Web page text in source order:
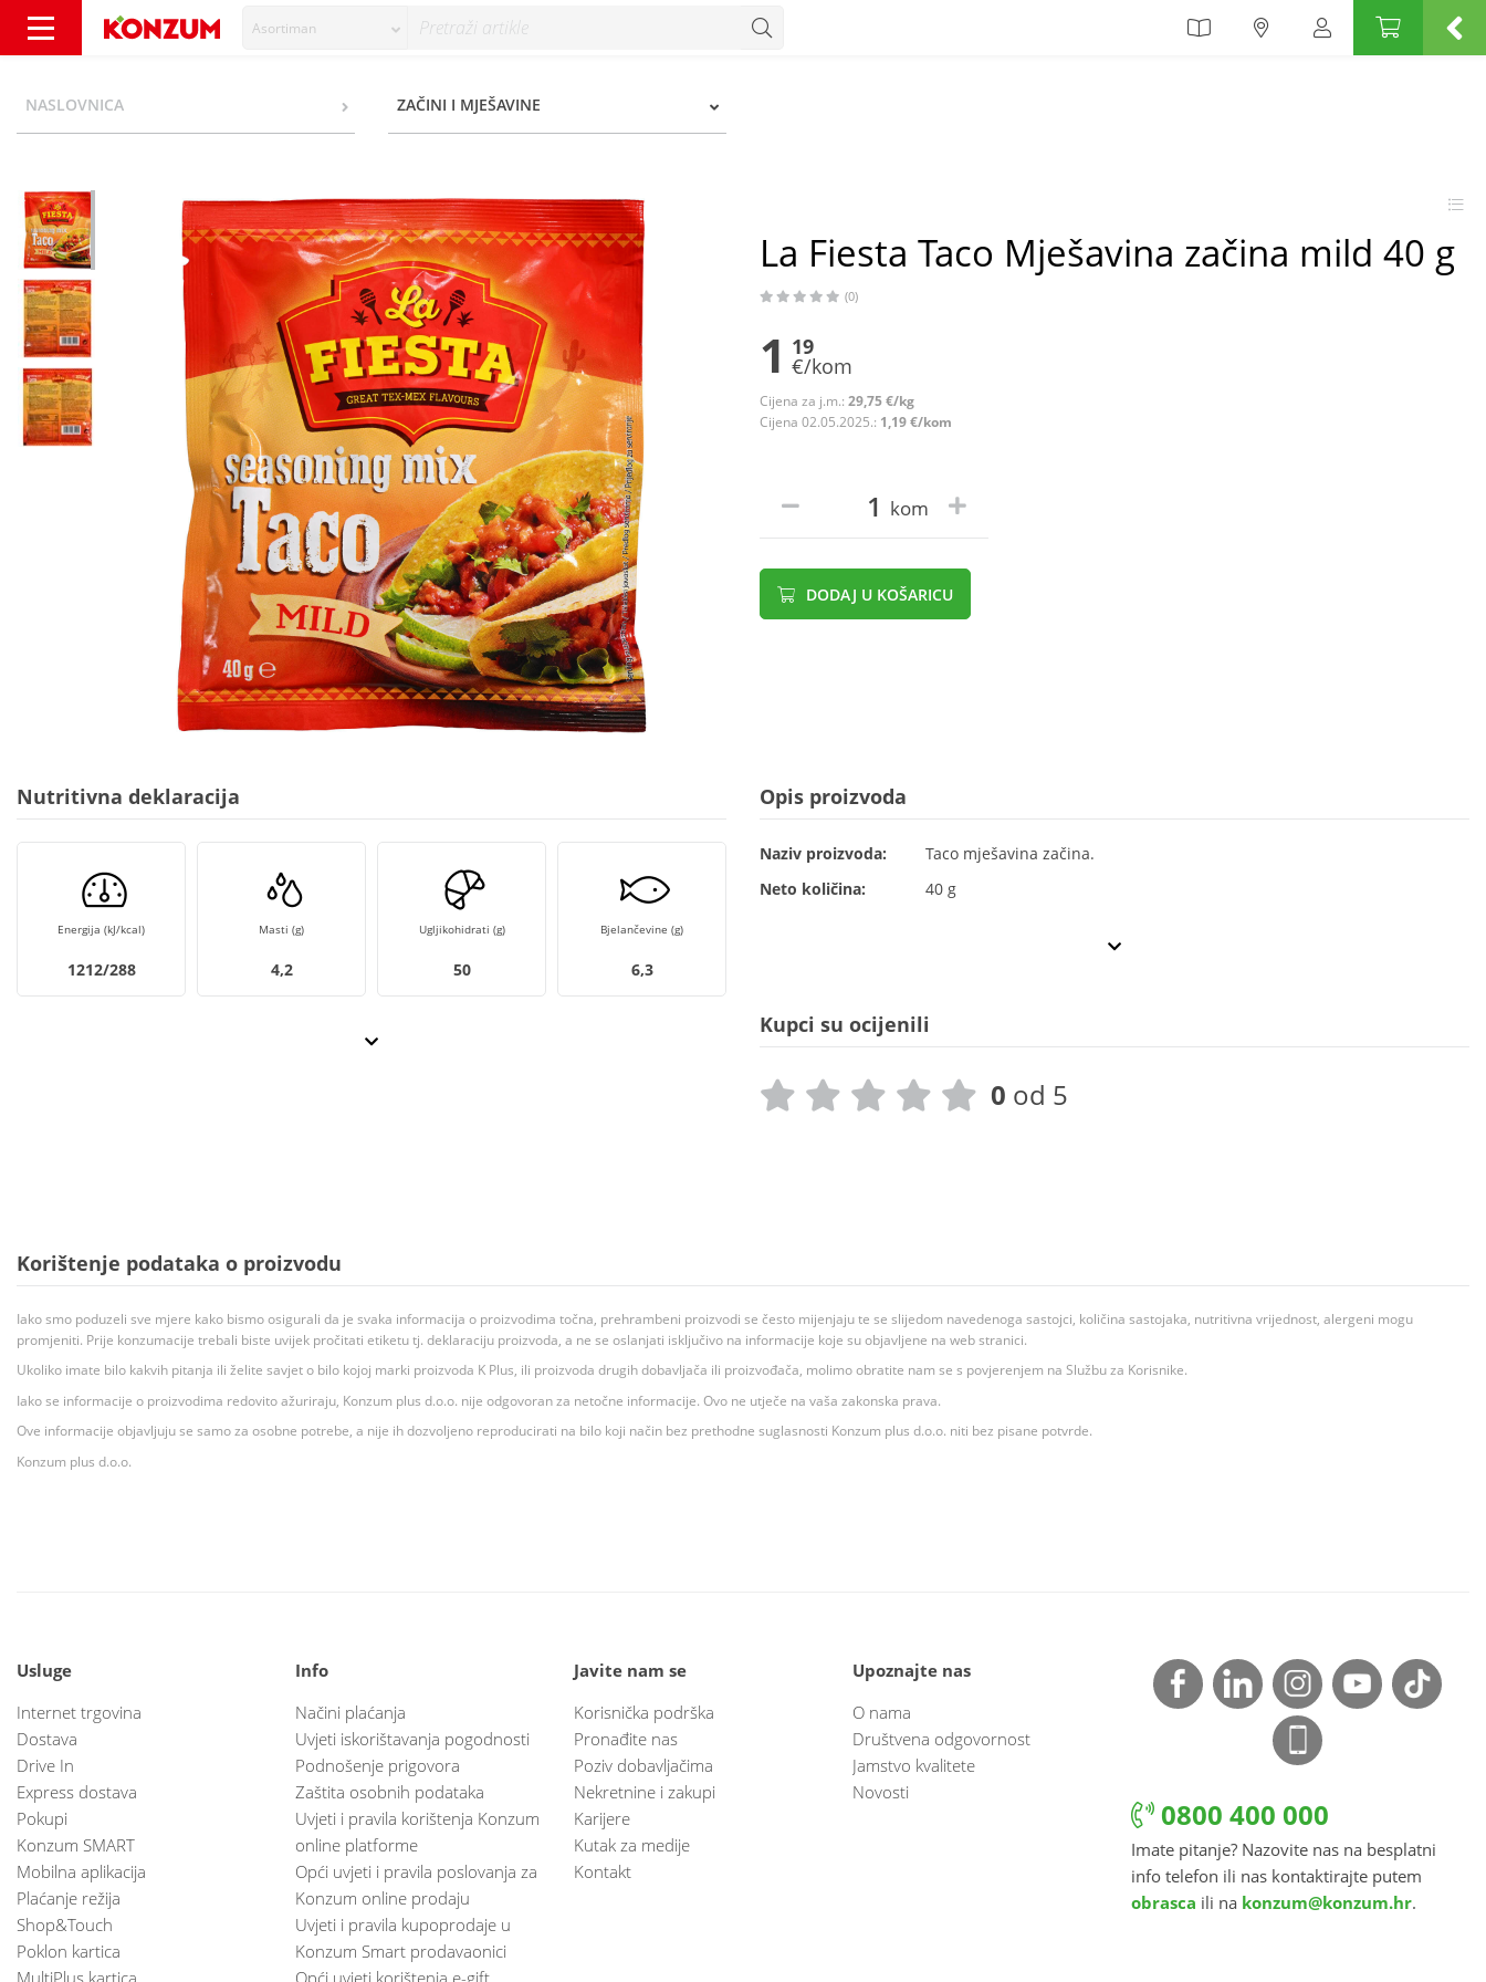
Asortiman
NASLOVNICA ZAČINI I MJEŠAVINE
La Fiesta Taco Mješavina začina mild 40 g
(0)
1 19
€/kom
Cijena za j.m.: 29,75 €/kg
Cijena 02.05.2025.: 1,19 €/kom
kom
DODAJ U KOŠARICU
Nutritivna deklaracija
Energija (kJ/kcal)
1212/288
Masti (g)
4,2
Ugljikohidrati (g)
50
Bjelančevine (g)
6,3
Opis proizvoda
Naziv proizvoda:
Taco mješavina začina.
Neto količina:
40 g
Kupci su ocijenili
0 od 5
Korištenje podataka o proizvodu
Iako smo poduzeli sve mjere kako bismo osigurali da je svaka informacija o proizvodima točna, prehrambeni proizvodi se često mijenjaju te se slijedom navedenoga sastojci, količina sastojaka, nutritivna vrijednost, alergeni mogu
promjeniti. Prije konzumacije trebali biste uvijek pročitati etiketu tj. deklaraciju proizvoda, a ne se oslanjati isključivo na informacije koje su objavljene na web stranici.
Ukoliko imate bilo kakvih pitanja ili želite savjet o bilo kojoj marki proizvoda K Plus, ili proizvoda drugih dobavljača ili proizvođača, molimo obratite nam se s povjerenjem na Službu za Korisnike.
Iako se informacije o proizvodima redovito ažuriraju, Konzum plus d.o.o. nije odgovoran za netočne informacije. Ovo ne utječe na vaša zakonska prava.
Ove informacije objavljuju se samo za osobne potrebe, a nije ih dozvoljeno reproducirati na bilo koji način bez prethodne suglasnosti Konzum plus d.o.o. niti bez pisane potvrde.
Konzum plus d.o.o.
Usluge
Internet trgovina
Dostava
Drive In
Express dostava
Pokupi
Konzum SMART
Mobilna aplikacija
Plaćanje režija
Shop&Touch
Poklon kartica
MultiPlus kartica
Info
Načini plaćanja
Uvjeti iskorištavanja pogodnosti
Podnošenje prigovora
Zaštita osobnih podataka
Uvjeti i pravila korištenja Konzum
online platforme
Opći uvjeti i pravila poslovanja za
Konzum online prodaju
Uvjeti i pravila kupoprodaje u
Konzum Smart prodavaonici
Opći uvjeti korištenja e-gift
Javite nam se
Korisnička podrška
Pronađite nas
Poziv dobavljačima
Nekretnine i zakupi
Karijere
Kutak za medije
Kontakt
Upoznajte nas
O nama
Društvena odgovornost
Jamstvo kvalitete
Novosti
0800 400 000
Imate pitanje? Nazovite nas na besplatni
info telefon ili nas kontaktirajte putem
obrasca ili na konzum@konzum.hr.